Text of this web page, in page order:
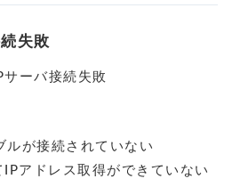
失敗
ーバ接続失敗
が接続されていない
ドレス取得ができていない